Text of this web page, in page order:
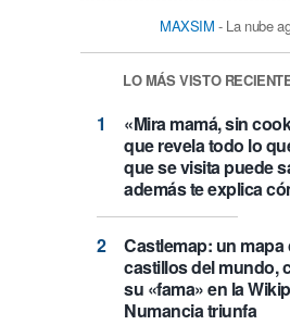
MAXSIM - La nube
LO MÁS VISTO
«Mira mamá, sin
que revela todo lo
que se visita puede
además te explica
Castlemap: un mapa
castillos del mundo,
su «fama» en la
Numancia triunfa